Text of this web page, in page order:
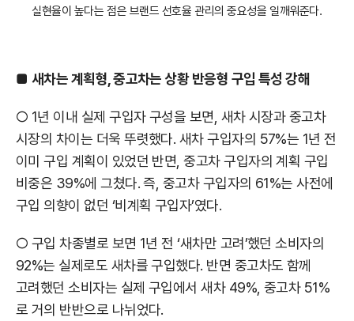
실현율이 높다는 점은 브랜드 선호율 관리의 중요성을 일깨워준다.
■ 새차는 계획형, 중고차는 상황 반응형 구입 특성 강해
○ 1년 이내 실제 구입자 구성을 보면, 새차 시장과 중고차
시장의 차이는 더욱 뚜렷했다. 새차 구입자의 57%는 1년 전
이미 구입 계획이 있었던 반면, 중고차 구입자의 계획 구입
비중은 39%에 그쳤다. 즉, 중고차 구입자의 61%는 사전에
구입 의향이 없던 ‘비계획 구입자’였다.
○ 구입 차종별로 보면 1년 전 ‘새차만 고려’했던 소비자의
92%는 실제로도 새차를 구입했다. 반면 중고차도 함께
고려했던 소비자는 실제 구입에서 새차 49%, 중고차 51%
로 거의 반반으로 나뉘었다.